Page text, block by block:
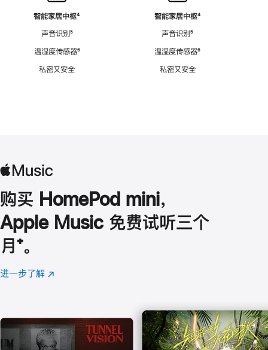
智能家居中枢脚
⁴
声音识别脚
⁵
温湿度传感器脚
⁶
私密又安全
智能家居中枢脚
⁴
声音识别脚
⁵
温湿度传感器脚
⁶
私密又安全
购买 HomePod mini，
Apple Music 免费试听三个
月 脚
注
⁺。
进一步了解 Apple
(在
口
中